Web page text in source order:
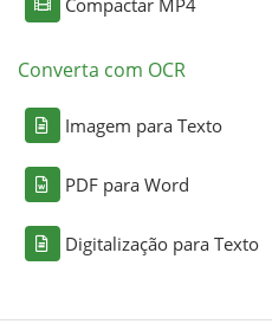
Compactar MP4
Converta com OCR
Imagem para Texto
PDF para Word
Digitalização para Texto